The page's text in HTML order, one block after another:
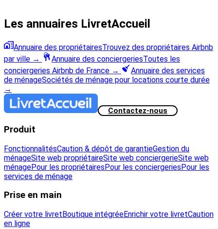
Les annuaires LivretAccueil
Annuaire des propriétairesTrouvez des propriétaires Airbnb
par ville → Annuaire des conciergeriesToutes les
conciergeries Airbnb de France →
Annuaire des services
de ménageSociétés de ménage pour locations courte durée
→
Contactez-nous
Produit
FonctionnalitésCaution & dépôt de garantieGestion du
ménageSite web propriétaireSite web conciergerieSite web
ménagePour les propriétairesPour les conciergeriesPour les
services de ménage
Prise en main
Créer votre livretBoutique intégréeEnrichir votre livretCaution
en ligne